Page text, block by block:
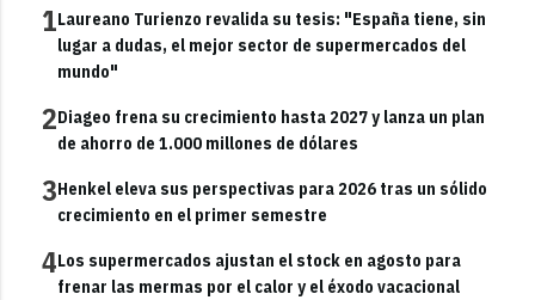
1Laureano Turienzo revalida su tesis: "España tiene, sin
lugar a dudas, el mejor sector de supermercados del
mundo"
2Diageo frena su crecimiento hasta 2027 y lanza un plan
de ahorro de 1.000 millones de dólares
3Henkel eleva sus perspectivas para 2026 tras un sólido
crecimiento en el primer semestre
4Los supermercados ajustan el stock en agosto para
frenar las mermas por el calor y el éxodo vacacional